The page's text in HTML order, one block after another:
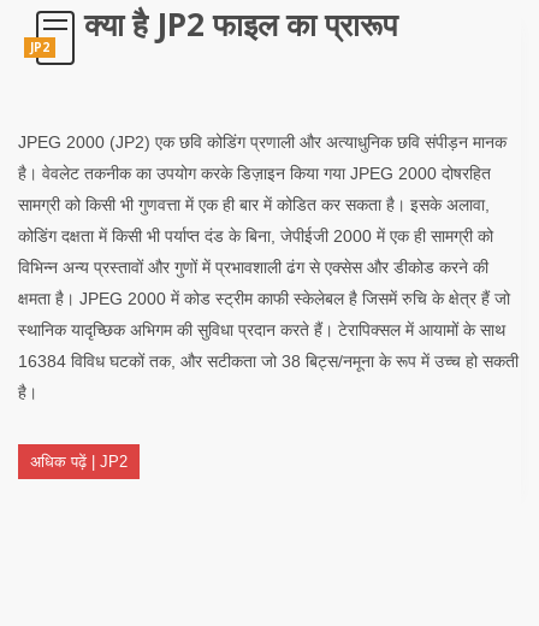
JP2
क्या है JP2 फाइल का प्रारूप
JPEG 2000 (JP2) एक छवि कोडिंग प्रणाली और अत्याधुनिक छवि संपीड़न मानक
है। वेवलेट तकनीक का उपयोग करके डिज़ाइन किया गया JPEG 2000 दोषरहित
सामग्री को किसी भी गुणवत्ता में एक ही बार में कोडित कर सकता है। इसके अलावा,
कोडिंग दक्षता में किसी भी पर्याप्त दंड के बिना, जेपीईजी 2000 में एक ही सामग्री को
विभिन्न अन्य प्रस्तावों और गुणों में प्रभावशाली ढंग से एक्सेस और डीकोड करने की
क्षमता है। JPEG 2000 में कोड स्ट्रीम काफी स्केलेबल है जिसमें रुचि के क्षेत्र हैं जो
स्थानिक यादृच्छिक अभिगम की सुविधा प्रदान करते हैं। टेरापिक्सल में आयामों के साथ
16384 विविध घटकों तक, और सटीकता जो 38 बिट्स/नमूना के रूप में उच्च हो सकती
है।
अधिक पढ़ें | JP2